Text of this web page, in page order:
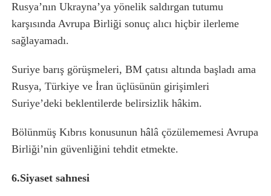
Rusya’nın Ukrayna’ya yönelik saldırgan tutumu
karşısında Avrupa Birliği sonuç alıcı hiçbir ilerleme
sağlayamadı.
Suriye barış görüşmeleri, BM çatısı altında başladı ama
Rusya, Türkiye ve İran üçlüsünün girişimleri
Suriye’deki beklentilerde belirsizlik hâkim.
Bölünmüş Kıbrıs konusunun hâlâ çözülememesi Avrupa
Birliği’nin güvenliğini tehdit etmekte.
6.Siyaset sahnesi